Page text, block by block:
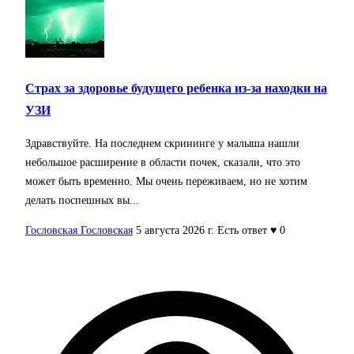
Страх за здоровье будущего ребенка из-за находки на
УЗИ
Здравствуйте. На последнем скрининге у малыша нашли
небольшое расширение в области почек, сказали, что это
может быть временно. Мы очень переживаем, но не хотим
делать поспешных вы...
Гословская Гословская 5 августа 2026 г. Есть ответ ♥ 0